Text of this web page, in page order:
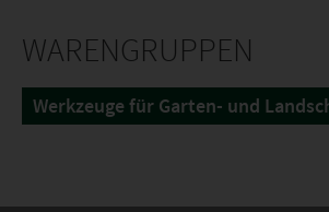
WARENGRUPPEN
Werkzeuge für Garten- und